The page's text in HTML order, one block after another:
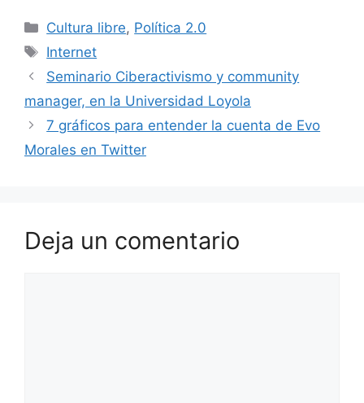
c
e
b
o
o
k
at
s
A
p
p
e
a
m
er
st
ar
tir
Categorías
Cultura libre, Política 2.0
Etiquetas
Internet
Seminario Ciberactivismo y community
manager, en la Universidad Loyola
7 gráficos para entender la cuenta de Evo
Morales en Twitter
Deja un comentario